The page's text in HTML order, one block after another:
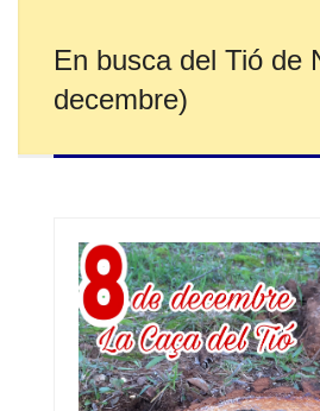
En busca del Tió de
decembre)